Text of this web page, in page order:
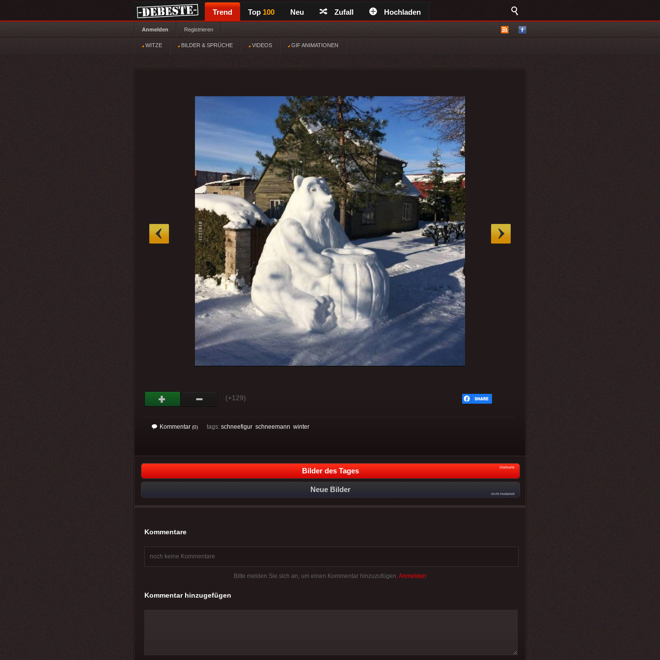
Trend Top 100 Neu Zufall Hochladen
Anmelden Registrieren
WITZE BILDER & SPRÜCHE VIDEOS GIF ANIMATIONEN
(+129)
Kommentar (0) tags: schneefigur schneemann winter
Bilder des Tages Startseite
Neue Bilder
nicht moderiert
Kommentare
noch keine Kommentare
Bitte melden Sie sich an, um einen Kommentar hinzuzufügen. Anmelden
Kommentar hinzugefügen